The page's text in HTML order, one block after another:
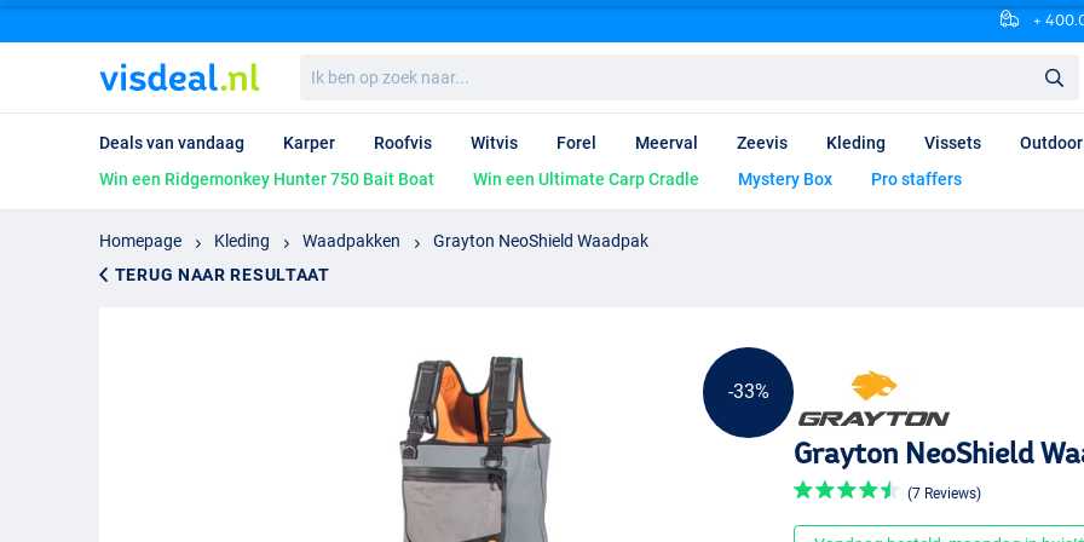
+
ben
op
naar...
Deals van vandaag Karper Roofvis Witvis Forel Meerval Zeevis Kleding Vissets Outdoor
Win een Ridgemonkey Hunter 750 Bait Boat
Win een Ultimate Carp Cradle Mystery Box Pro staffers
Homepage Kleding Waadpakken
Grayton NeoShield Waadpak
TERUG NAAR RESULTAAT
-33%
Grayton NeoShield
(7 Reviews)